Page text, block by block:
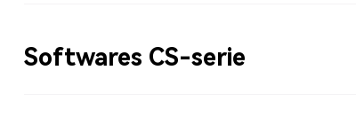
Softwares CS-serie